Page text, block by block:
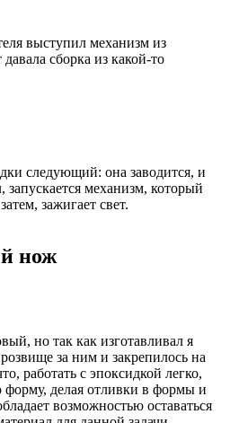
выступил механизм из
сборка из какой-то
следующий: она заводится, и
запускается механизм, который
зажигает свет.
нож
но так как изготавливал я
за ним и закрепилось на
работать с эпоксидкой легко,
делая отливки в формы и
возможностью оставаться